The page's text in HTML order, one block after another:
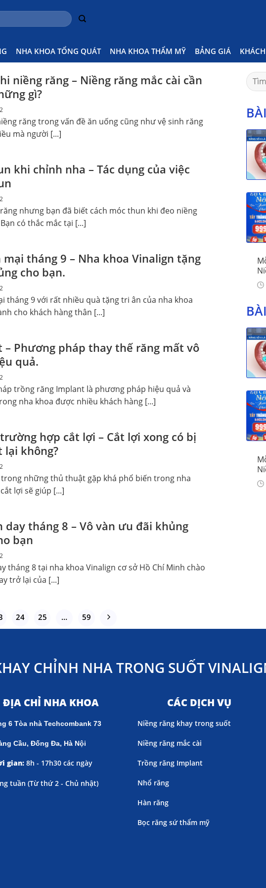
NHA KHOA TỔNG QUÁT NHA KHOA THẨM MỸ BẢNG GIÁ
niềng răng – Niềng răng mắc cài cần
gì?
răng trong vấn đề ăn uống cũng như vệ sinh răng
mà người [...]
khi chỉnh nha – Tác dụng của việc
nhưng bạn đã biết cách móc thun khi đeo niềng
có thắc mắc tại [...]
mại tháng 9 – Nha khoa Vinalign tặng
cho bạn.
tháng 9 với rất nhiều quà tặng tri ân của nha khoa
cho khách hàng thân [...]
– Phương pháp thay thế răng mất vô
quả.
trồng răng Implant là phương pháp hiệu quả và
nha khoa được nhiều khách hàng [...]
hợp cắt lợi – Cắt lợi xong có bị
lại không?
trong những thủ thuật gặp khá phổ biến trong nha
lợi sẽ giúp [...]
day tháng 8 – Vô vàn ưu đãi khủng
bạn
tháng 8 tại nha khoa Vinalign cơ sở Hồ Chí Minh chào
trở lại của [...]
24 25 … 59
for:
CHỈNH NHA TRONG SUỐT
ĐỊA CHỈ NHA KHOA
6 Tòa nhà Techcombank 73
Cầu, Đống Đa, Hà Nội
gian: 8h - 17h30 các ngày
tuần (Từ thứ 2 - Chủ nhật)
CÁC DỊCH VỤ
Niềng răng khay trong suốt
Niềng răng mắc cài
Trồng răng Implant
Nhổ răng
Hàn răng
Bọc răng sứ thẩm mỹ